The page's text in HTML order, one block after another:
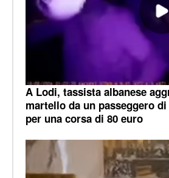
A Lodi, tassista albanese
martello da un passeggero
per una corsa di 80 euro